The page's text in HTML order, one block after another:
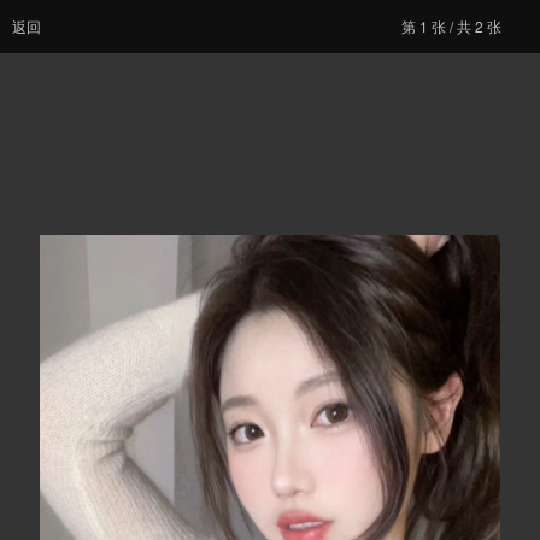
返回 第 1 张 / 共 2 张